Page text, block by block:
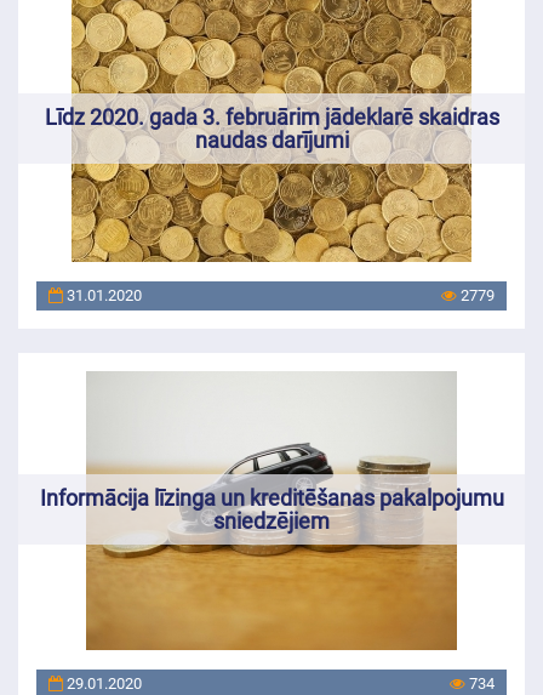
Līdz 2020. gada 3. februārim jādeklarē skaidras
naudas darījumi
31.01.2020 2779
Informācija līzinga un kreditēšanas pakalpojumu
sniedzējiem
29.01.2020 734